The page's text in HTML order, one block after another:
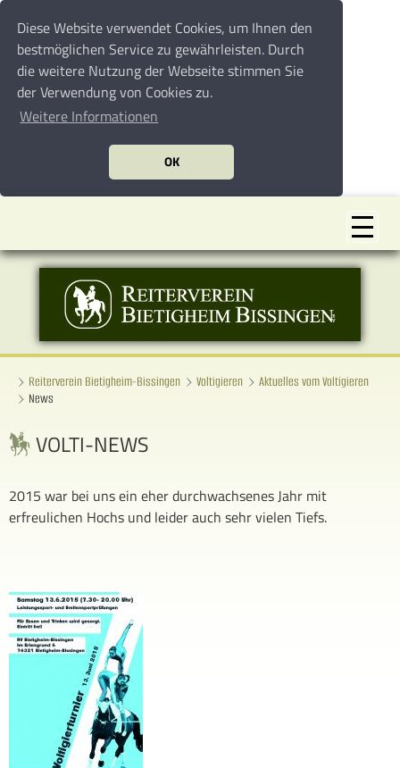
Diese Website verwendet Cookies, um Ihnen den
bestmöglichen Service zu gewährleisten. Durch
die weitere Nutzung der Webseite stimmen Sie
der Verwendung von Cookies zu.
Weitere Informationen
OK
Reiterverein Bietigheim-Bissingen Voltigieren
Aktuelles vom Voltigieren
News
VOLTI-NEWS
2015 war bei uns ein eher durchwachsenes Jahr mit
erfreulichen Hochs und leider auch sehr vielen Tiefs.